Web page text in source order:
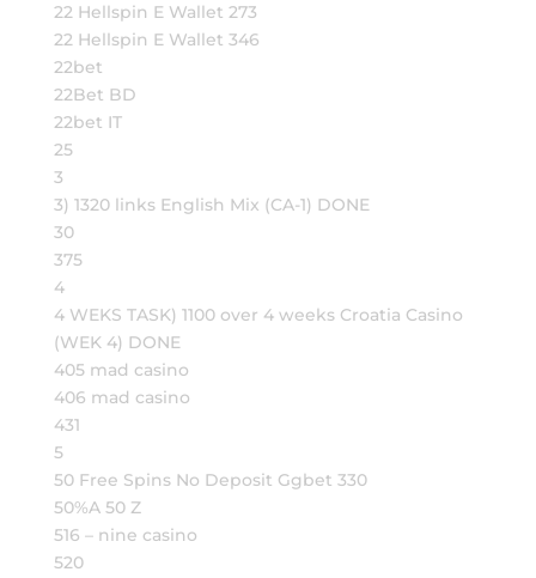
22 Hellspin E Wallet 273
22 Hellspin E Wallet 346
22bet
22Bet BD
22bet IT
25
3
3) 1320 links English Mix (CA-1) DONE
30
375
4
4 WEKS TASK) 1100 over 4 weeks Croatia Casino
(WEK 4) DONE
405 mad casino
406 mad casino
431
5
50 Free Spins No Deposit Ggbet 330
50%A 50 Z
516 – nine casino
520